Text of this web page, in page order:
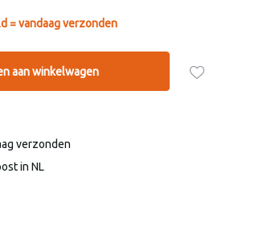
= vandaag verzonden
aan winkelwagen
verzonden
in NL